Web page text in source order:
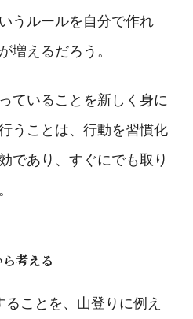
うルールを自分で作れ
増えるだろう。
ていることを新しく身に
うことは、行動を習慣化
であり、すぐにでも取り
考える
ことを、山登りに例え